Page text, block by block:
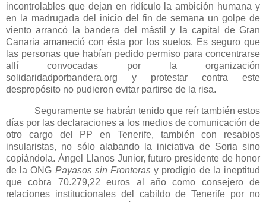
incontrolables que dejan en ridículo la ambición humana y
en la madrugada del inicio del fin de semana un golpe de
viento arrancó la bandera del mástil y la capital de Gran
Canaria amaneció con ésta por los suelos. Es seguro que
las personas que habían pedido permiso para concentrarse
allí convocadas por la organización
solidaridadporbandera.org y protestar contra este
despropósito no pudieron evitar partirse de la risa.
Seguramente se habrán tenido que reír también estos
días por las declaraciones a los medios de comunicación de
otro cargo del PP en Tenerife, también con resabios
insularistas, no sólo alabando la iniciativa de Soria sino
copiándola. Ángel Llanos Junior, futuro presidente de honor
de la ONG Payasossin Fronteras y prodigio de la ineptitud
que cobra 70.279,22 euros al año como consejero de
relaciones institucionales del cabildo de Tenerife por no